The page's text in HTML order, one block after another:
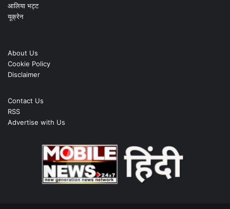
आलिया भट्ट
यूक्रेन
About Us
Cookie Policy
Disclaimer
Contact Us
RSS
Advertise with Us